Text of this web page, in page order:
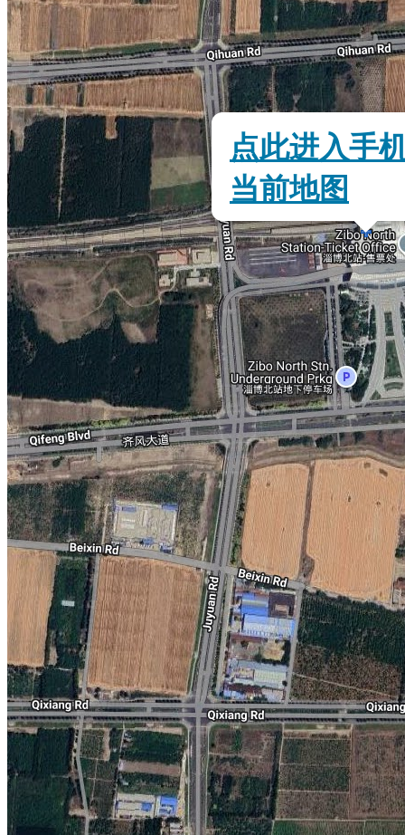
点此进入手
当前地图